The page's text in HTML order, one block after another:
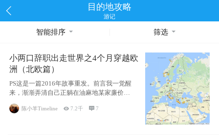
目的地攻略
游记
智能排序 筛选
小两口辞职出走世界之4个月穿越欧
洲（北欧篇）
PS这是一篇2016年故事重发。前言我一觉醒
来，渐渐弄清自己正躺在油麻地某家廉价宾
馆
陈小羊Timeline 7.2千 7